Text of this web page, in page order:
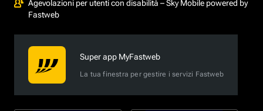
Agevolazioni per utenti con disabilità – Sky Mobile powered by
Fastweb
Super app MyFastweb
La tua finestra per gestire i servizi Fastweb